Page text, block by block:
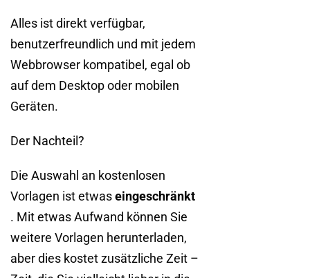
Alles ist direkt verfügbar,
benutzerfreundlich und mit jedem
Webbrowser kompatibel, egal ob
auf dem Desktop oder mobilen
Geräten.
Der Nachteil?
Die Auswahl an kostenlosen
Vorlagen ist etwaseingeschränkt
. Mit etwas Aufwand können Sie
weitere Vorlagen herunterladen,
aber dies kostet zusätzliche Zeit –